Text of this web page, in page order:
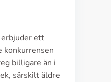
erbjuder ett
konkurrensen
billigare än i
särskilt äldre